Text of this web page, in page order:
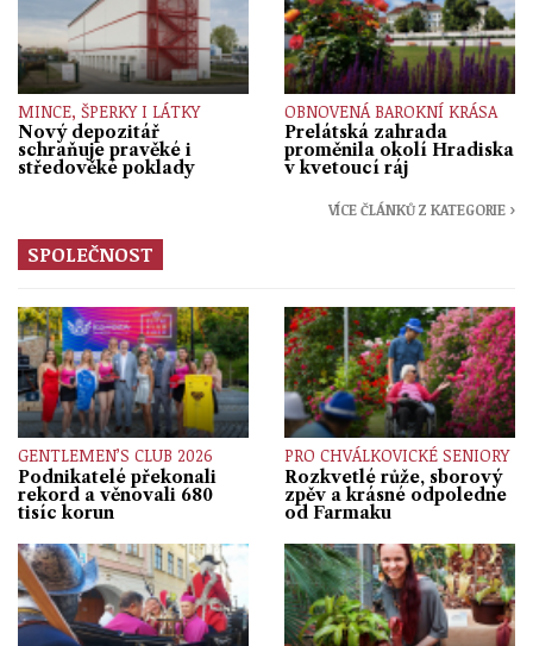
MINCE, ŠPERKY I LÁTKY
Nový depozitář
schraňuje pravěké i
středověké poklady
OBNOVENÁ BAROKNÍ KRÁSA
Prelátská zahrada
proměnila okolí Hradiska
v kvetoucí ráj
VÍCE ČLÁNKŮ Z KATEGORIE ›
SPOLEČNOST
GENTLEMEN’S CLUB 2026
Podnikatelé překonali
rekord a věnovali 680
tisíc korun
PRO CHVÁLKOVICKÉ SENIORY
Rozkvetlé růže, sborový
zpěv a krásné odpoledne
od Farmaku